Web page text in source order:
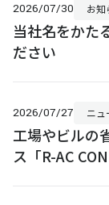
2026/07/30 お知
当社名をかた
ださい
2026/07/27 ニュ
工場やビルの
ス「R-AC